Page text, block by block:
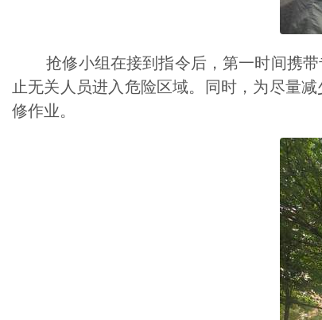
抢修小组在接到指令后，第一时间携带
止无关人员进入危险区域。同时，为尽量
修作业。